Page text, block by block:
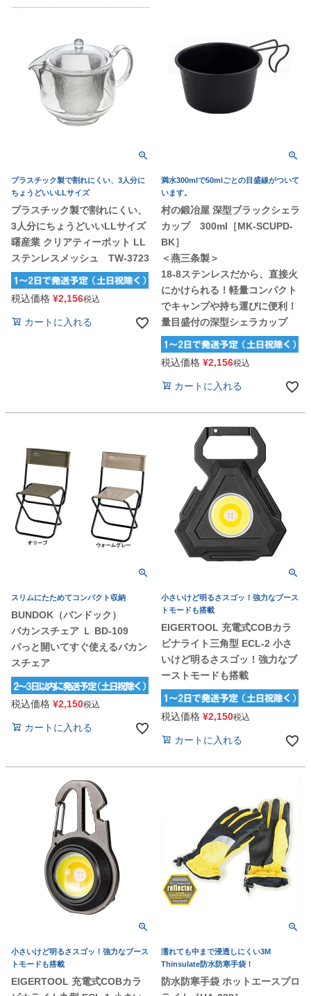
プラスチック製で割れにくい、3人分に
ちょうどいいLLサイズ
プラスチック製で割れにくい、
3人分にちょうどいいLLサイズ
曙産業 クリアティーポット LL
ステンレスメッシュ TW-3723
税込価格 ¥2,156税込
カートに入れる
満水300mlで50mlごとの目盛線がついて
います。
村の鍛冶屋 深型ブラックシェラ
カップ 300ml［MK-SCUPD-
BK］
＜燕三条製＞
18-8ステンレスだから、直接火
にかけられる！軽量コンパクト
でキャンプや持ち運びに便利！
量目盛付の深型シェラカップ
税込価格 ¥2,156税込
カートに入れる
スリムにたためてコンパクト収納
BUNDOK（バンドック）
バカンスチェア Ｌ BD-109
パっと開いてすぐ使えるバカン
スチェア
税込価格 ¥2,150税込
カートに入れる
小さいけど明るさスゴッ！強力なブース
トモードも搭載
EIGERTOOL 充電式COBカラ
ビナライト三角型 ECL-2 小さ
いけど明るさスゴッ！強力なブ
ーストモードも搭載
税込価格 ¥2,150税込
カートに入れる
小さいけど明るさスゴッ！強力なブース
トモードも搭載
EIGERTOOL 充電式COBカラ
濡れても中まで浸透しにくい3M
Thinsulate防水防寒手袋！
防水防寒手袋 ホットエースプロ